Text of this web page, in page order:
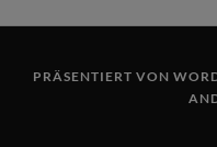
PRÄSENTIERT VON